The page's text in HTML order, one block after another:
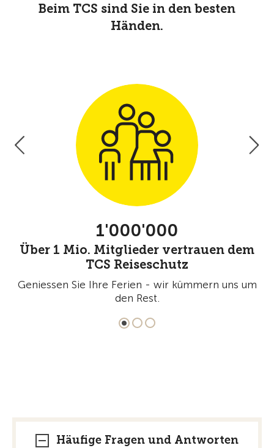
Beim TCS sind Sie in den besten
Händen.
1'000'000
Über 1 Mio. Mitglieder vertrauen dem
TCS Reiseschutz
Geniessen Sie Ihre Ferien - wir kümmern uns um
den Rest.
Häufige Fragen und Antworten